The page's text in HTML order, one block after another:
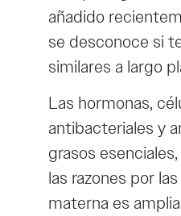
añadido
se desconoce si
similares a largo
Las hormonas,
antibacteriales y
grasos
las razones por
materna es